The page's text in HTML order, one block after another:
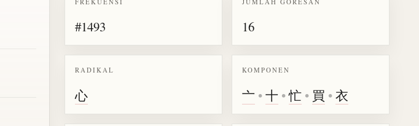
#1493 16
RADIKAL
心
KOMPONEN
亠 •十 •忙 • 買 •衣